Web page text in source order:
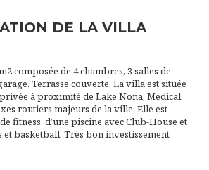
DE LA VILLA
composée de 4 chambres, 3 salles de
Terrasse couverte. La villa est située
à proximité de Lake Nona, Medical
routiers majeurs de la ville. Elle est
fitness, d’une piscine avec Club-House et
et basketball. Très bon investissement